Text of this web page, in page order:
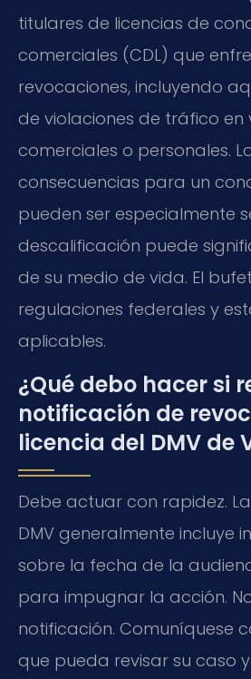
titulares de licencias de
comerciales (CDL) que
revocaciones, incluyendo
de violaciones de tráfico en
comerciales o personales.
consecuencias para un
pueden ser especialmente
descalificación puede
de su medio de vida. El
regulaciones federales y
aplicables.
¿Qué debo hacer si
notificación de
licencia del DMV de
Debe actuar con rapidez.
DMV generalmente incluye
sobre la fecha de la
para impugnar la acción.
notificación. Comuníquese
que pueda revisar su caso